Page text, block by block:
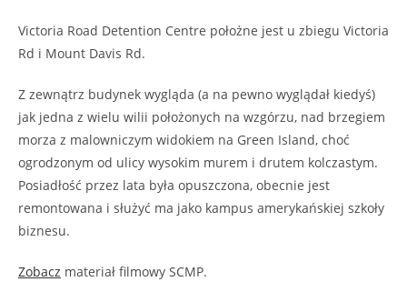
Victoria Road Detention Centre położne jest u zbiegu Victoria
Rd i Mount Davis Rd.
Z zewnątrz budynek wygląda (a na pewno wyglądał kiedyś)
jak jedna z wielu wilii położonych na wzgórzu, nad brzegiem
morza z malowniczym widokiem na Green Island, choć
ogrodzonym od ulicy wysokim murem i drutem kolczastym.
Posiadłość przez lata była opuszczona, obecnie jest
remontowana i służyć ma jako kampus amerykańskiej szkoły
biznesu.
Zobacz materiał filmowy SCMP.